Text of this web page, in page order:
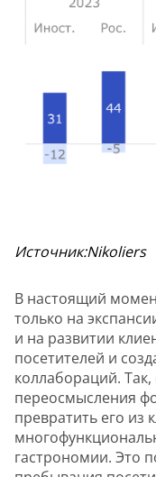
Источник:Nikoliers
В настоящий
только на
и на развитии
посетителей и
коллабораций.
переосмысления
превратить его из
гастрономии. Это